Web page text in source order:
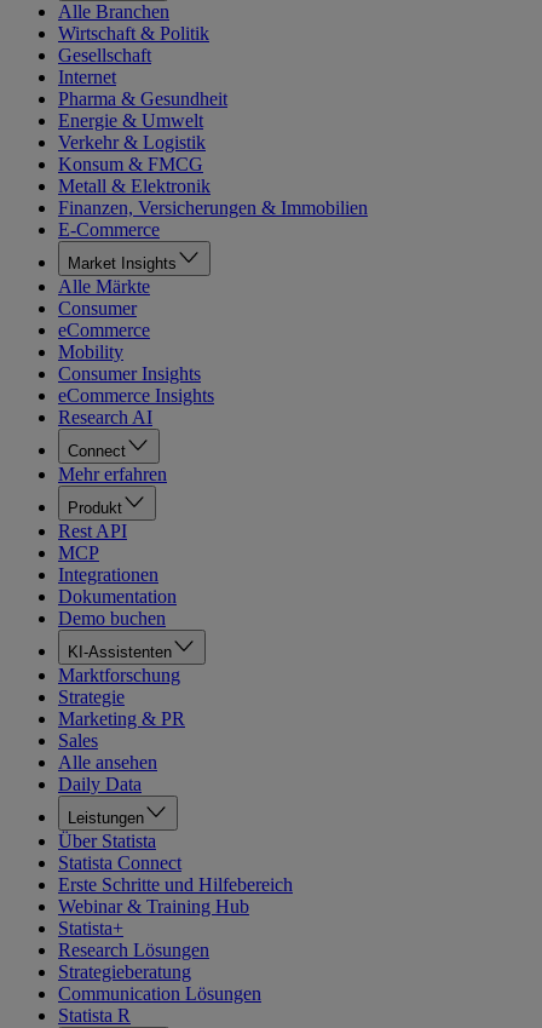
Alle Branchen
Wirtschaft & Politik
Gesellschaft
Internet
Pharma & Gesundheit
Energie & Umwelt
Verkehr & Logistik
Konsum & FMCG
Metall & Elektronik
Finanzen, Versicherungen & Immobilien
E-Commerce
Market Insights
Alle Märkte
Consumer
eCommerce
Mobility
Consumer Insights
eCommerce Insights
Research AI
Connect
Mehr erfahren
Produkt
Rest API
MCP
Integrationen
Dokumentation
Demo buchen
KI-Assistenten
Marktforschung
Strategie
Marketing & PR
Sales
Alle ansehen
Daily Data
Leistungen
Über Statista
Statista Connect
Erste Schritte und Hilfebereich
Webinar & Training Hub
Statista+
Research Lösungen
Strategieberatung
Communication Lösungen
Statista R